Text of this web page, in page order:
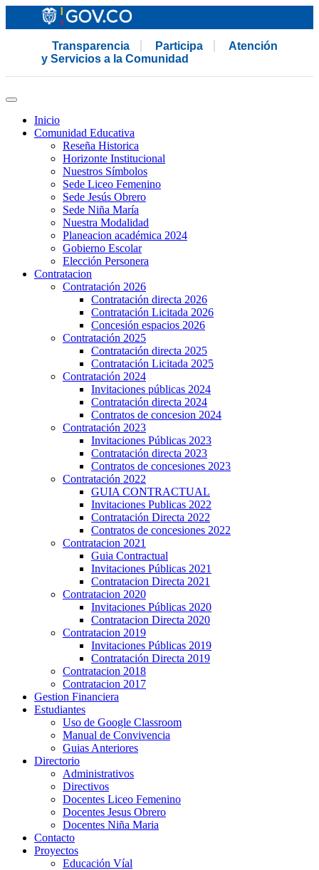
Transparencia Participa
Atención
y Servicios a la Comunidad
Inicio
Comunidad Educativa
Reseña Historica
Horizonte Institucional
Nuestros Símbolos
Sede Liceo Femenino
Sede Jesús Obrero
Sede Niña María
Nuestra Modalidad
Planeacion académica 2024
Gobierno Escolar
Elección Personera
Contratacion
Contratación 2026
Contratación directa 2026
Contratación Licitada 2026
Concesión espacios 2026
Contratación 2025
Contratación directa 2025
Contratación Licitada 2025
Contratación 2024
Invitaciones públicas 2024
Contratación directa 2024
Contratos de concesion 2024
Contratación 2023
Invitaciones Públicas 2023
Contratación directa 2023
Contratos de concesiones 2023
Contratación 2022
GUIA CONTRACTUAL
Invitaciones Publicas 2022
Contratación Directa 2022
Contratos de concesiones 2022
Contratacion 2021
Guia Contractual
Invitaciones Públicas 2021
Contratacion Directa 2021
Contratacion 2020
Invitaciones Públicas 2020
Contratacion Directa 2020
Contratacion 2019
Invitaciones Públicas 2019
Contratación Directa 2019
Contratacion 2018
Contratacion 2017
Gestion Financiera
Estudiantes
Uso de Google Classroom
Manual de Convivencia
Guias Anteriores
Directorio
Administrativos
Directivos
Docentes Liceo Femenino
Docentes Jesus Obrero
Docentes Niña Maria
Contacto
Proyectos
Educación Víal